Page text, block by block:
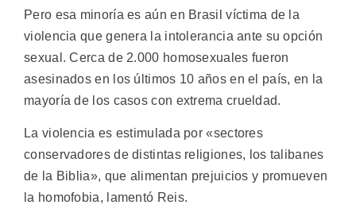
Pero esa minoría es aún en Brasil víctima de la
violencia que genera la intolerancia ante su opción
sexual. Cerca de 2.000 homosexuales fueron
asesinados en los últimos 10 años en el país, en la
mayoría de los casos con extrema crueldad.
La violencia es estimulada por «sectores
conservadores de distintas religiones, los talibanes
de la Biblia», que alimentan prejuicios y promueven
la homofobia, lamentó Reis.